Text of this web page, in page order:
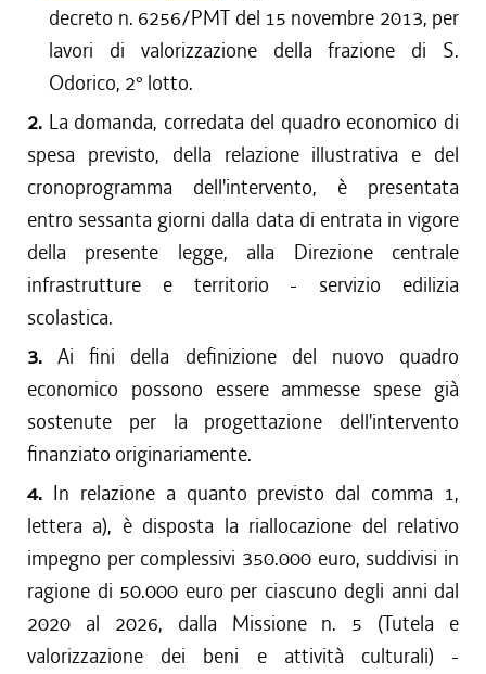
decreto n. 6256/PMT del 15 novembre 2013, per
lavori di valorizzazione della frazione di S.
Odorico, 2° lotto.
2. La domanda, corredata del quadro economico di
spesa previsto, della relazione illustrativa e del
cronoprogramma dell'intervento, è presentata
entro sessanta giorni dalla data di entrata in vigore
della presente legge, alla Direzione centrale
infrastrutture e territorio - servizio edilizia
scolastica.
3.Ai fini della definizione del nuovo quadro
economico possono essere ammesse spese già
sostenute per la progettazione dell'intervento
finanziato originariamente.
4. In relazione a quanto previsto dal comma 1,
lettera a), è disposta la riallocazione del relativo
impegno per complessivi 350.000 euro, suddivisi in
ragione di 50.000 euro per ciascuno degli anni dal
2020 al 2026, dalla Missione n. 5 (Tutela e
valorizzazione dei beni e attività culturali) -